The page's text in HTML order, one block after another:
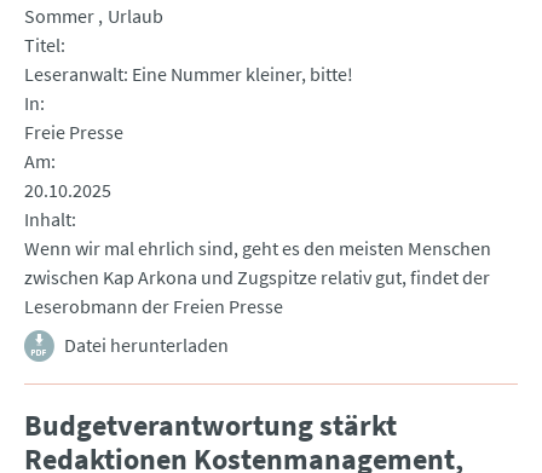
Sommer Urlaub
Titel
Leseranwalt: Eine Nummer kleiner, bitte!
In
Freie Presse
Am
20.10.2025
Inhalt
Wenn wir mal ehrlich sind, geht es den meisten Menschen
zwischen Kap Arkona und Zugspitze relativ gut, findet der
Leserobmann der Freien Presse
Datei herunterladen
Budgetverantwortung stärkt
Redaktionen Kostenmanagement,